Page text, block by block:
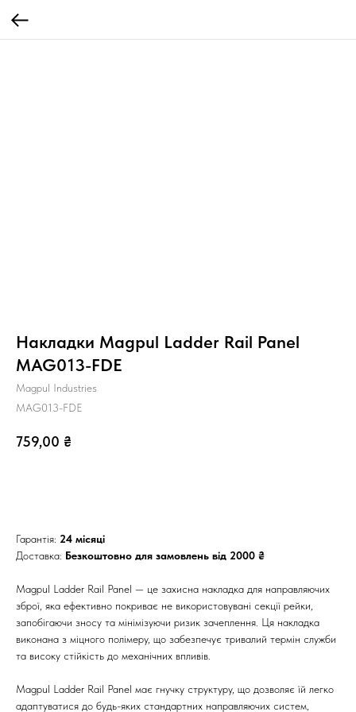
Накладки Magpul Ladder Rail Panel
MAG013-FDE
Magpul Industries
MAG013-FDE
759,00 ₴
Гарантія: 24 місяці
Доставка: Безкоштовно для замовлень від 2000 ₴
Magpul Ladder Rail Panel — це захисна накладка для направляючих
зброї, яка ефективно покриває не використовувані секції рейки,
запобігаючи зносу та мінімізуючи ризик зачеплення. Ця накладка
виконана з міцного полімеру, що забезпечує тривалий термін служби
та високу стійкість до механічних впливів.
Magpul Ladder Rail Panel має гнучку структуру, що дозволяє їй легко
адаптуватися до будь-яких стандартних направляючих систем,